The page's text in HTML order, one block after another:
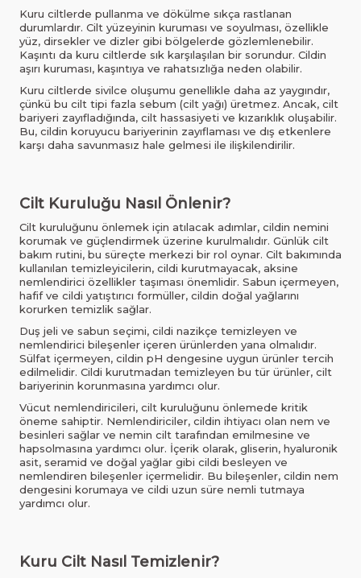
Kuru ciltlerde pullanma ve dökülme sıkça rastlanan
durumlardır. Cilt yüzeyinin kuruması ve soyulması, özellikle
yüz, dirsekler ve dizler gibi bölgelerde gözlemlenebilir.
Kaşıntı da kuru ciltlerde sık karşılaşılan bir sorundur. Cildin
aşırı kuruması, kaşıntıya ve rahatsızlığa neden olabilir.
Kuru ciltlerde sivilce oluşumu genellikle daha az yaygındır,
çünkü bu cilt tipi fazla sebum (cilt yağı) üretmez. Ancak, cilt
bariyeri zayıfladığında, cilt hassasiyeti ve kızarıklık oluşabilir.
Bu, cildin koruyucu bariyerinin zayıflaması ve dış etkenlere
karşı daha savunmasız hale gelmesi ile ilişkilendirilir.
Cilt Kuruluğu Nasıl Önlenir?
Cilt kuruluğunu önlemek için atılacak adımlar, cildin nemini
korumak ve güçlendirmek üzerine kurulmalıdır. Günlük cilt
bakım rutini, bu süreçte merkezi bir rol oynar. Cilt bakımında
kullanılan temizleyicilerin, cildi kurutmayacak, aksine
nemlendirici özellikler taşıması önemlidir. Sabun içermeyen,
hafif ve cildi yatıştırıcı formüller, cildin doğal yağlarını
korurken temizlik sağlar.
Duş jeli ve sabun seçimi, cildi nazikçe temizleyen ve
nemlendirici bileşenler içeren ürünlerden yana olmalıdır.
Sülfat içermeyen, cildin pH dengesine uygun ürünler tercih
edilmelidir. Cildi kurutmadan temizleyen bu tür ürünler, cilt
bariyerinin korunmasına yardımcı olur.
Vücut nemlendiricileri, cilt kuruluğunu önlemede kritik
öneme sahiptir. Nemlendiriciler, cildin ihtiyacı olan nem ve
besinleri sağlar ve nemin cilt tarafından emilmesine ve
hapsolmasına yardımcı olur. İçerik olarak, gliserin, hyaluronik
asit, seramid ve doğal yağlar gibi cildi besleyen ve
nemlendiren bileşenler içermelidir. Bu bileşenler, cildin nem
dengesini korumaya ve cildi uzun süre nemli tutmaya
yardımcı olur.
Kuru Cilt Nasıl Temizlenir?